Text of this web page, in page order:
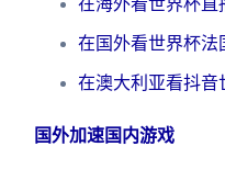
国外加速国内游戏